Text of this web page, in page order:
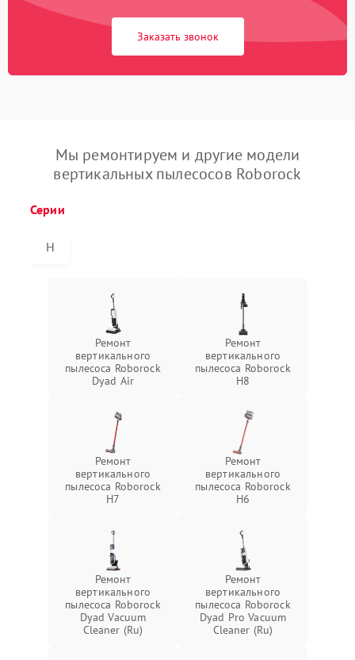
Заказать звонок
Мы ремонтируем и другие модели
вертикальных пылесосов Roborock
Серии
H
Ремонт
вертикального
пылесоса Roborock
Dyad Air
Ремонт
вертикального
пылесоса Roborock
H8
Ремонт
вертикального
пылесоса Roborock
H7
Ремонт
вертикального
пылесоса Roborock
H6
Ремонт
вертикального
пылесоса Roborock
Dyad Vacuum
Cleaner (Ru)
Ремонт
вертикального
пылесоса Roborock
Dyad Pro Vacuum
Cleaner (Ru)